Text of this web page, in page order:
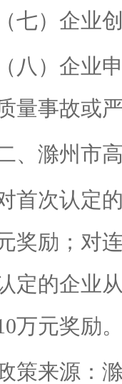
（七）企业
（八）企业
量事故或
、滁州市
首次认定
奖励；对
定的企业
万元奖励
策来源：